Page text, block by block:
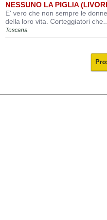
NESSUNO LA PIGLIA
E' vero che non sempre le
della loro vita. Corteggiatori
Toscana